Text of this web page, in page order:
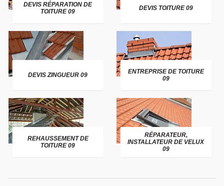
DEVIS RÉPARATION DE
TOITURE 09
DEVIS TOITURE 09
DEVIS ZINGUEUR 09
ENTREPRISE DE TOITURE
09
REHAUSSEMENT DE
TOITURE 09
RÉPARATEUR,
INSTALLATEUR DE VELUX
09